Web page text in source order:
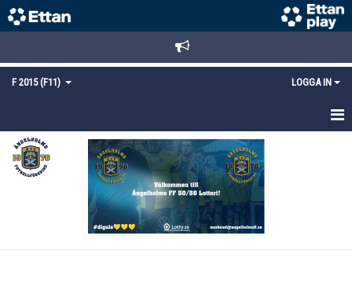
F 2015 (F11) LOGGA IN
HEM
NYHETER